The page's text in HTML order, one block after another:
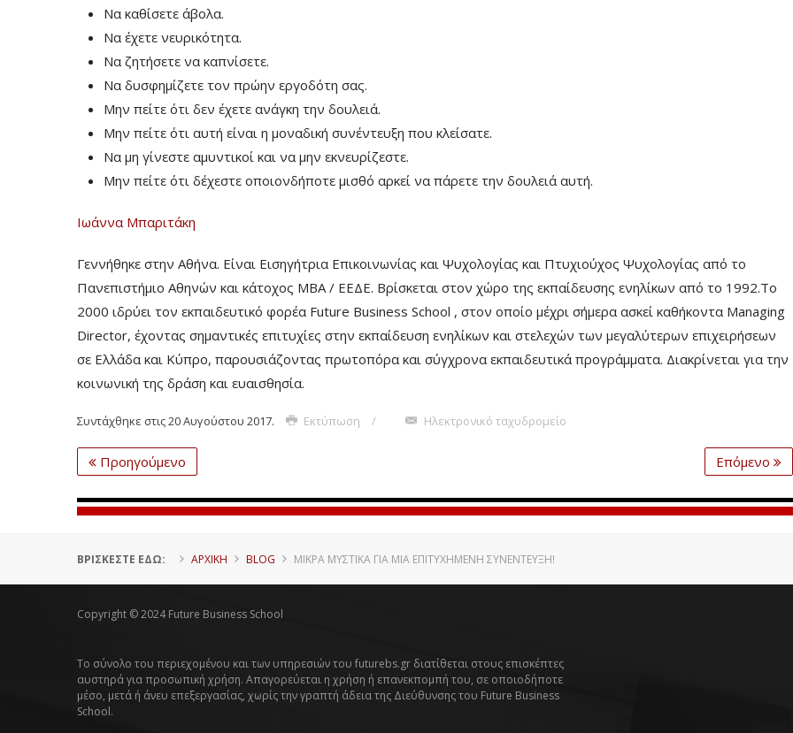
Να καθίσετε άβολα.
Να έχετε νευρικότητα.
Να ζητήσετε να καπνίσετε.
Να δυσφημίζετε τον πρώην εργοδότη σας.
Μην πείτε ότι δεν έχετε ανάγκη την δουλειά.
Μην πείτε ότι αυτή είναι η μοναδική συνέντευξη που κλείσατε.
Να μη γίνεστε αμυντικοί και να μην εκνευρίζεστε.
Μην πείτε ότι δέχεστε οποιονδήποτε μισθό αρκεί να πάρετε την δουλειά αυτή.
Ιωάννα Μπαριτάκη
Γεννήθηκε στην Αθήνα. Είναι Εισηγήτρια Επικοινωνίας και Ψυχολογίας και Πτυχιούχος Ψυχολογίας από το
Πανεπιστήμιο Αθηνών και κάτοχος MBA / ΕΕΔΕ. Βρίσκεται στον χώρο της εκπαίδευσης ενηλίκων από το 1992.Το
2000 ιδρύει τον εκπαιδευτικό φορέα Future Business School , στον οποίο μέχρι σήμερα ασκεί καθήκοντα Managing
Director, έχοντας σημαντικές επιτυχίες στην εκπαίδευση ενηλίκων και στελεχών των μεγαλύτερων επιχειρήσεων
σε Ελλάδα και Κύπρο, παρουσιάζοντας πρωτοπόρα και σύγχρονα εκπαιδευτικά προγράμματα. Διακρίνεται για την
κοινωνική της δράση και ευαισθησία.
Συντάχθηκε στις20 Αυγούστου 2017. Εκτύπωση Ηλεκτρονικό ταχυδρομείο
Προηγούμενο Επόμενο
ΒΡΊΣΚΕΣΤΕ ΕΔΏ: ΑΡΧΙΚΗ BLOG ΜΙΚΡΆ ΜΥΣΤΙΚΆ ΓΙΑ ΜΙΑ ΕΠΙΤΥΧΗΜΈΝΗ ΣΥΝΈΝΤΕΥΞΗ!
Copyright © 2024 Future Business School
Το σύνολο του περιεχομένου και των υπηρεσιών του futurebs.gr διατίθεται στους επισκέπτες
αυστηρά για προσωπική χρήση. Απαγορεύεται η χρήση ή επανεκπομπή του, σε οποιοδήποτε
μέσο, μετά ή άνευ επεξεργασίας, χωρίς την γραπτή άδεια της Διεύθυνσης του Future Business
School.